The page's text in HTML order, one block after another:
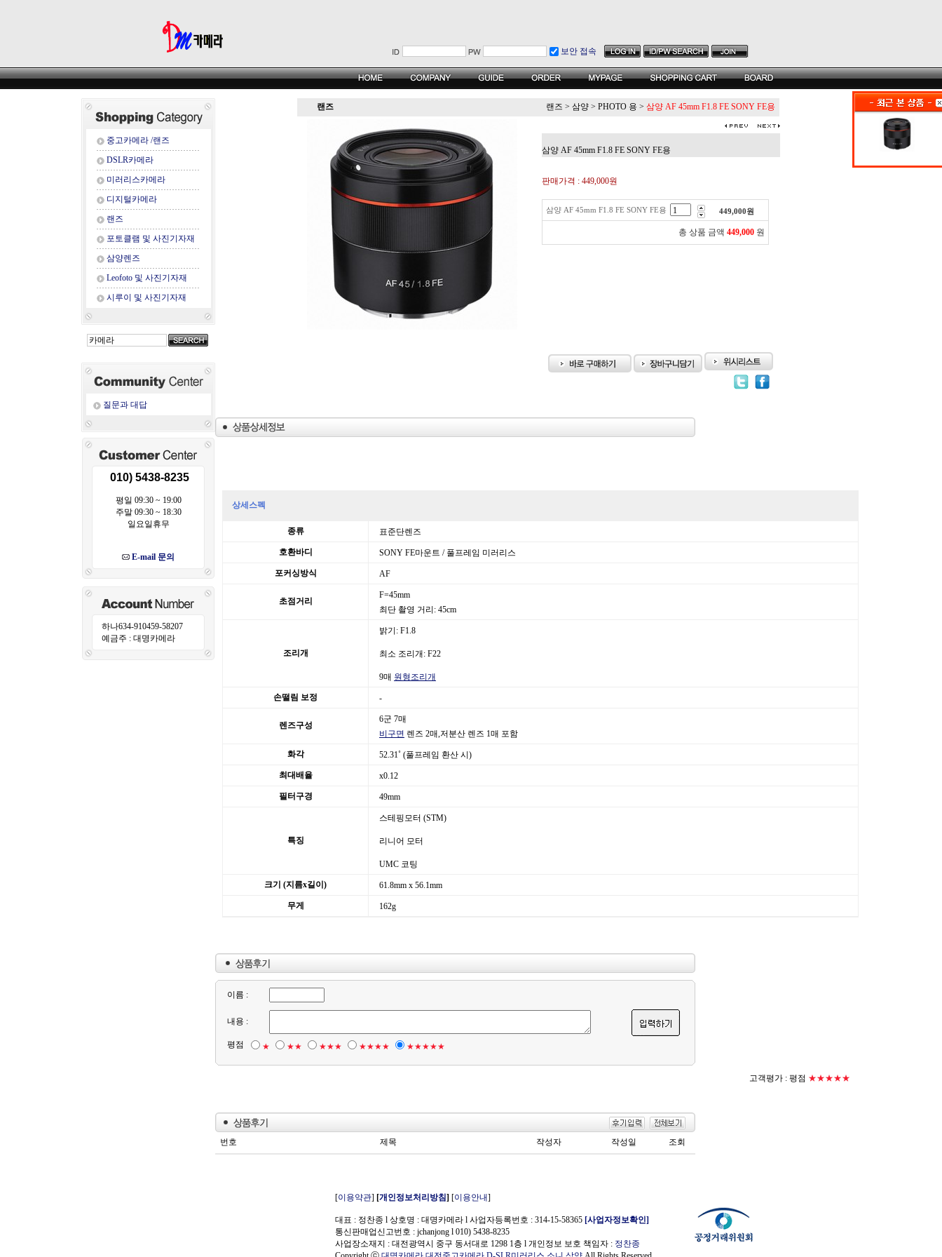
보안 접속
중고카메라 /랜즈
DSLR카메라
미러리스카메라
디지털카메라
랜즈
포토클램 및 사진기자재
삼양렌즈
Leofoto 및 사진기자재
시루이 및 사진기자재
질문과 대답
010) 5438-8235
평일 09:30 ~ 19:00
주말 09:30 ~ 18:30
일요일휴무
E-mail 문의
하나634-910459-58207
예금주 : 대명카메라
랜즈 랜즈 > 삼양 > PHOTO 용 > 삼양 AF 45mm F1.8 FE SONY FE용
삼양 AF 45mm F1.8 FE SONY FE용
판매가격 : 449,000원
삼양 AF 45mm F1.8 FE SONY FE용 449,000원
총 상품 금액 449,000 원
상세스펙
종류 표준단렌즈
호환바디 SONY FE마운트 / 풀프레임 미러리스
포커싱방식 AF
초점거리
F=45mm
최단 촬영 거리: 45cm
조리개
밝기: F1.8
최소 조리개: F22
9매 원형조리개
손떨림 보정 -
렌즈구성
6군 7매
비구면 렌즈 2매,저분산 렌즈 1매 포함
화각 52.31˚ (풀프레임 환산 시)
최대배율 x0.12
필터구경 49mm
특징
스테핑모터 (STM)
리니어 모터
UMC 코팅
크기 (지름x길이) 61.8mm x 56.1mm
무게 162g
이름 :
내용 :
평점 ★ ★★ ★★★ ★★★★ ★★★★★
고객평가 : 평점 ★★★★★
번호 제목 작성자 작성일 조회
[이용약관] [개인정보처리방침] [이용안내]
대표 : 정찬종 l 상호명 : 대명카메라 l 사업자등록번호 : 314-15-58365 [사업자정보확인]
통신판매업신고번호 : jchanjong l 010) 5438-8235
사업장소재지 : 대전광역시 중구 동서대로 1298 1층 l 개인정보 보호 책임자 : 정찬종